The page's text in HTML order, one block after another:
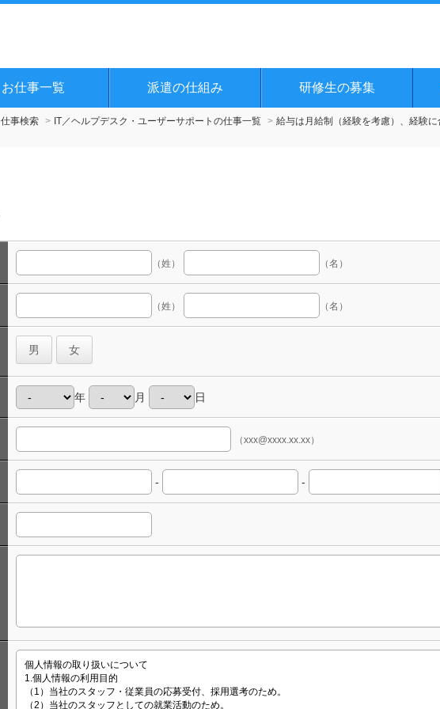
お仕事一覧 派遣の仕組み 研修生の募集
仕事検索 IT／ヘルプデスク・ユーザーサポートの仕事一覧
給与は月給制（経験を考慮）、経験に
（姓） （名）
（姓） （名）
男 女
年 月 日
（xxx@xxxx.xx.xx）
- -